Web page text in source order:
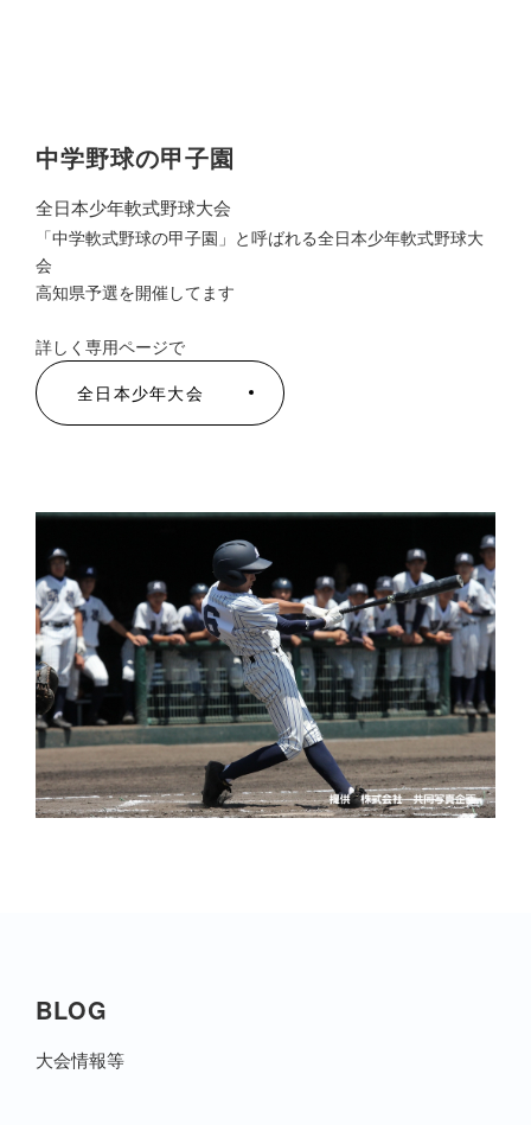
中学野球の甲子園
全日本少年軟式野球大会
「中学軟式野球の甲子園」と呼ばれる全日本少年軟式野球大
会
高知県予選を開催してます
詳しく専用ページで
全日本少年大会
BLOG
大会情報等